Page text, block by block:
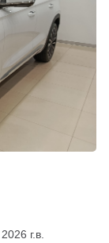
2026 г.в.